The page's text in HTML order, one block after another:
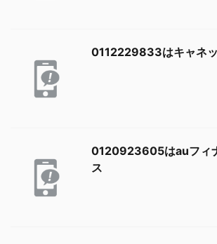
0112229833はキャネ
0120923605はauフィ
ス